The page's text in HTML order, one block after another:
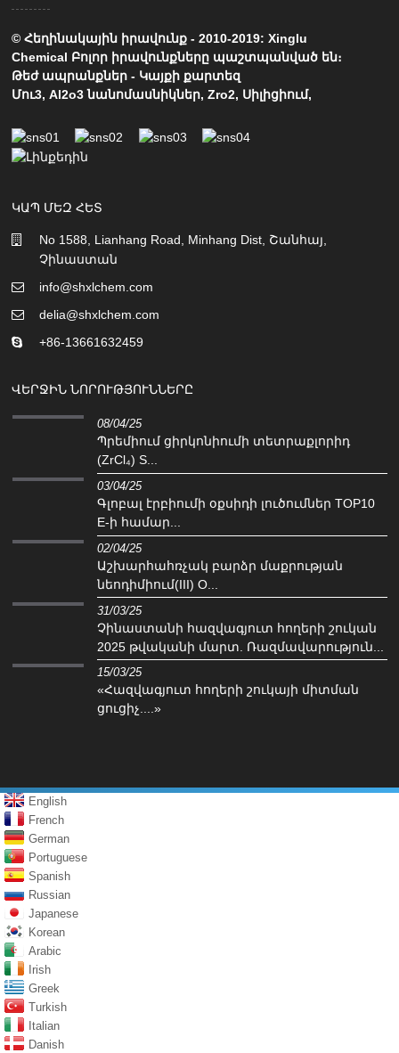
© Հեղինակային իրավունք - 2010-2019: Xinglu
Chemical Բոլոր իրավունքները պաշտպանված են։
Թեժ ապրանքներ - Կայքի քարտեզ
Մու3,Al2o3 նանոմասնիկներ,Zro2, Սիլիցիում,
ԿԱՊ ՄԵԶ ՀԵՏ
No 1588, Lianhang Road, Minhang Dist, Շանհայ,
Չինաստան
info@shxlchem.com
delia@shxlchem.com
+86-13661632459
ՎԵՐՋԻՆ ՆՈՐՈՒԹՅՈՒՆՆԵՐԸ
08/04/25
Պրեմիում ցիրկոնիումի տետրաքլորիդ
(ZrCl₄) S...
03/04/25
Գլոբալ էրբիումի օքսիդի լուծումներ TOP10
E-ի համար...
02/04/25
‌Աշխարհահռչակ բարձր մաքրության
նեոդիմիում(III) O...
31/03/25
Չինաստանի հազվագյուտ հողերի շուկան
2025 թվականի մարտ. Ռազմավարություն...
15/03/25
«Հազվագյուտ հողերի շուկայի միտման
ցուցիչ....»
English
French
German
Portuguese
Spanish
Russian
Japanese
Korean
Arabic
Irish
Greek
Turkish
Italian
Danish